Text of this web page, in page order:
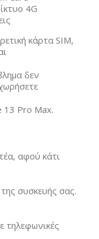
4G
κάρτα SIM,
δεν
13 Pro Max.
αφού κάτι
συσκευής σας.
τηλεφωνικές